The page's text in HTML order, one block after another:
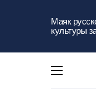
Маяк
культуры